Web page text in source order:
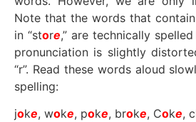
Note that the words that
in “store,” are technically
pronunciation is slightly
“r”. Read these words aloud
spelling:
joke, woke, poke, broke, Coke,